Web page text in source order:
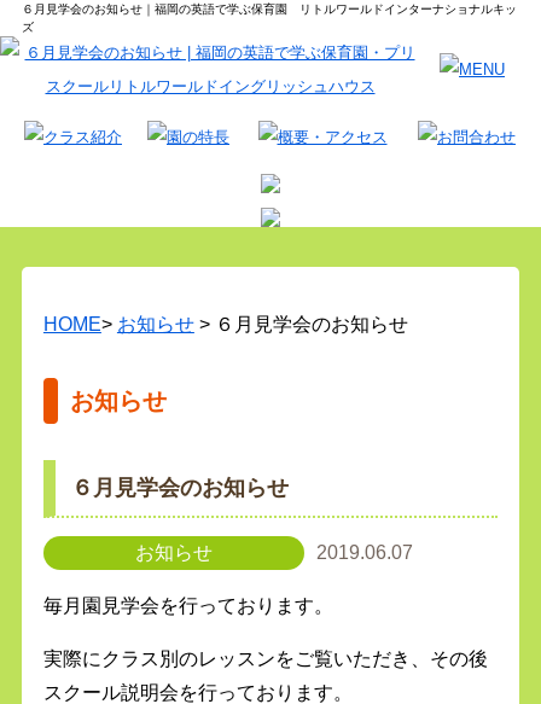
６月見学会のお知らせ｜福岡の英語で学ぶ保育園 リトルワールドインターナショナルキッ
ズ
HOME> お知らせ> ６月見学会のお知らせ
お知らせ
６月見学会のお知らせ
お知らせ 2019.06.07
毎月園見学会を行っております。
実際にクラス別のレッスンをご覧いただき、その後
スクール説明会を行っております。